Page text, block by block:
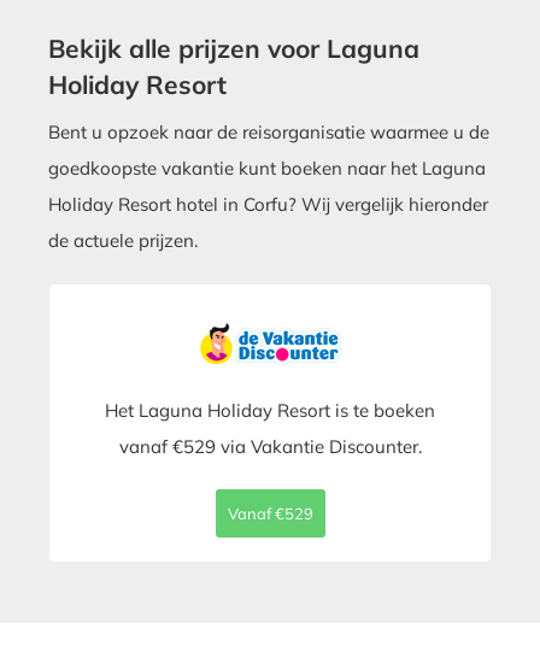
Bekijk alle prijzen voor Laguna
Holiday Resort
Bent u opzoek naar de reisorganisatie waarmee u de
goedkoopste vakantie kunt boeken naar het Laguna
Holiday Resort hotel in Corfu? Wij vergelijk hieronder
de actuele prijzen.
Het Laguna Holiday Resort is te boeken
vanaf €529 via Vakantie Discounter.
Vanaf €529